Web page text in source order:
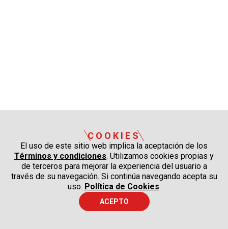
COOKIES
El uso de este sitio web implica la aceptación de los
Términos y condiciones. Utilizamos cookies propias y
de terceros para mejorar la experiencia del usuario a
través de su navegación. Si continúa navegando acepta su
uso. Política de Cookies.
ACEPTO